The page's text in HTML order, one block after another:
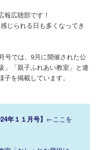
報広聴部です！
じられる日も多くなってき
号では、9月に開催された公
」「親子ふれあい教室」と連
を掲載しています。
年１１月号】 ←ここを